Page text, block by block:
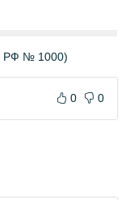
РФ № 1000)
0 0